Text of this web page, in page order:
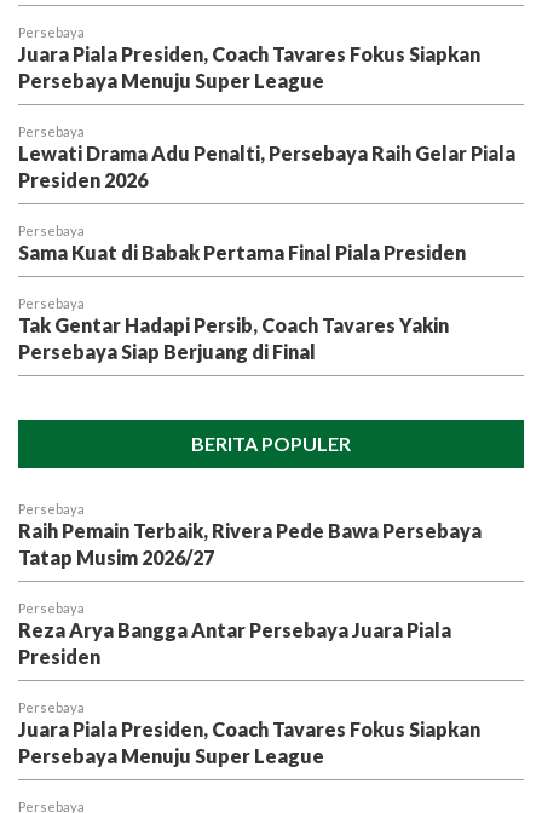
Persebaya
Juara Piala Presiden, Coach Tavares Fokus Siapkan
Persebaya Menuju Super League
Persebaya
Lewati Drama Adu Penalti, Persebaya Raih Gelar Piala
Presiden 2026
Persebaya
Sama Kuat di Babak Pertama Final Piala Presiden
Persebaya
Tak Gentar Hadapi Persib, Coach Tavares Yakin
Persebaya Siap Berjuang di Final
BERITA POPULER
Persebaya
Raih Pemain Terbaik, Rivera Pede Bawa Persebaya
Tatap Musim 2026/27
Persebaya
Reza Arya Bangga Antar Persebaya Juara Piala
Presiden
Persebaya
Juara Piala Presiden, Coach Tavares Fokus Siapkan
Persebaya Menuju Super League
Persebaya